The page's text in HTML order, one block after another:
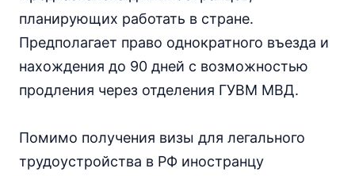
планирующих работать в стране.
Предполагает право однократного въезда и
нахождения до 90 дней с возможностью
продления через отделения ГУВМ МВД.
Помимо получения визы для легального
трудоустройства в РФ иностранцу